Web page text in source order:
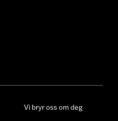
Vi bryr oss om deg